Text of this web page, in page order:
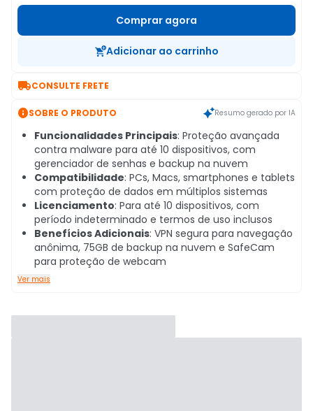
Comprar agora
Adicionar ao carrinho
CONSULTE FRETE
SOBRE O PRODUTO Resumo gerado por IA
Funcionalidades Principais: Proteção avançada
contra malware para até 10 dispositivos, com
gerenciador de senhas e backup na nuvem
Compatibilidade: PCs, Macs, smartphones e tablets
com proteção de dados em múltiplos sistemas
Licenciamento: Para até 10 dispositivos, com
período indeterminado e termos de uso inclusos
Benefícios Adicionais: VPN segura para navegação
anônima, 75GB de backup na nuvem e SafeCam
para proteção de webcam
Ver mais